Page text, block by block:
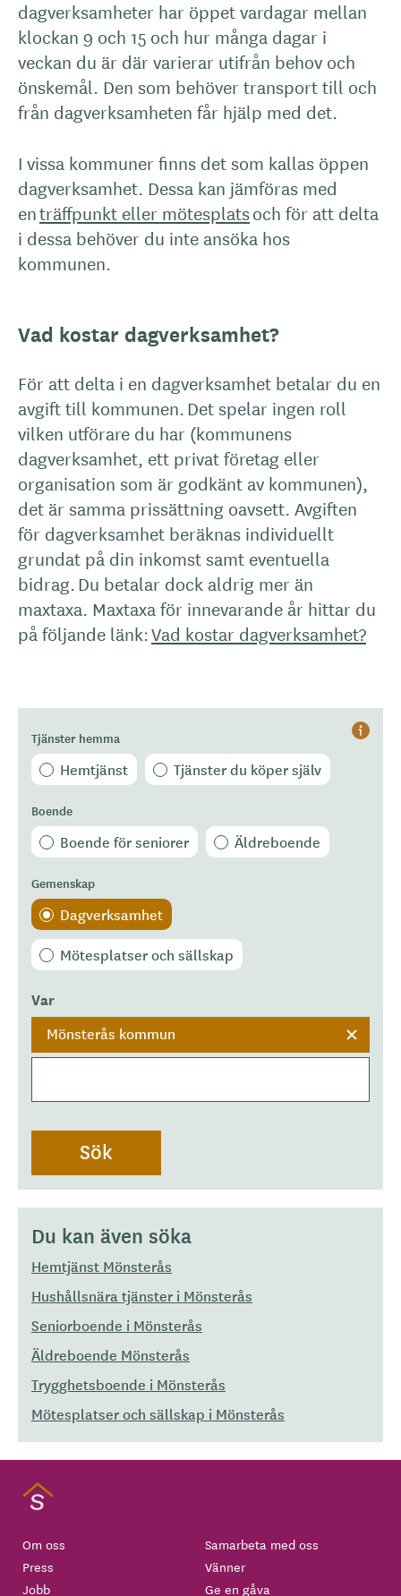
Hjälp
Tjänster hemma
Hemtjänst Tjänster du köper själv
Boende
Boende för seniorer Äldreboende
Gemenskap
Dagverksamhet
Mötesplatser och sällskap
Var
Mönsterås kommun
Du kan även söka
Hemtjänst Mönsterås
Hushållsnära tjänster i Mönsterås
Seniorboende i Mönsterås
Äldreboende Mönsterås
Trygghetsboende i Mönsterås
Mötesplatser och sällskap i Mönsterås
dagverksamheter har öppet vardagar mellan
klockan 9 och 15 och hur många dagar i
veckan du är där varierar utifrån behov och
önskemål. Den som behöver transport till och
från dagverksamheten får hjälp med det.
I vissa kommuner finns det som kallas öppen
dagverksamhet. Dessa kan jämföras med
enträffpunkt eller mötesplatsoch för att delta
i dessa behöver du inte ansöka hos
kommunen.
Vad kostar dagverksamhet?
För att delta i en dagverksamhet betalar du en
avgift till kommunen. Det spelar ingen roll
vilken utförare du har (kommunens
dagverksamhet, ett privat företag eller
organisation som är godkänt av kommunen),
det är samma prissättning oavsett. Avgiften
för dagverksamhet beräknas individuellt
grundat på din inkomst samt eventuella
bidrag. Du betalar dock aldrig mer än
maxtaxa. Maxtaxa för innevarande år hittar du
på följande länk:Vad kostar dagverksamhet?
Om oss
Press
Jobb
Samarbeta med oss
Vänner
Ge en gåva